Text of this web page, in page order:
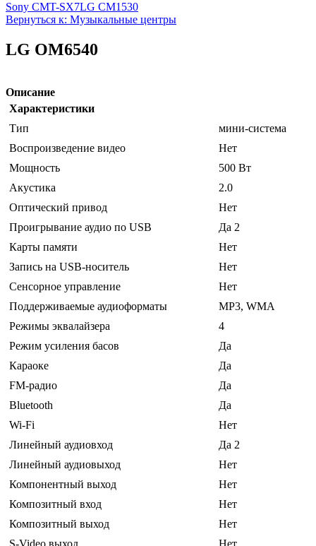
Sony CMT-SX7LG CM1530
Вернуться к: Музыкальные центры
LG OM6540
Описание
Характеристики
Тип
мини-система
Воспроизведение видео
Нет
Мощность
500 Вт
Акустика
2.0
Оптический привод
Нет
Проигрывание аудио по USB
Да 2
Карты памяти
Нет
Запись на USB-носитель
Нет
Сенсорное управление
Нет
Поддерживаемые аудиоформаты
MP3, WMA
Режимы эквалайзера
4
Режим усиления басов
Да
Караоке
Да
FM-радио
Да
Bluetooth
Да
Wi-Fi
Нет
Линейный аудиовход
Да 2
Линейный аудиовыход
Нет
Компонентный выход
Нет
Композитный вход
Нет
Композитный выход
Нет